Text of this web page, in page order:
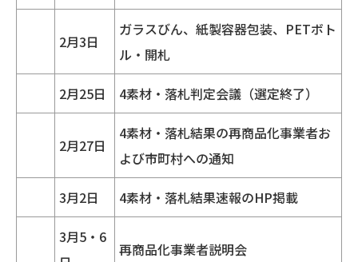
2月3日
ガラスびん、紙製容器包装、PETボト
ル・開札
2月25日 4素材・落札判定会議（選定終了）
2月27日
4素材・落札結果の再商品化事業者お
よび市町村への通知
3月2日 4素材・落札結果速報のHP掲載
3月5・6
再商品化事業者説明会